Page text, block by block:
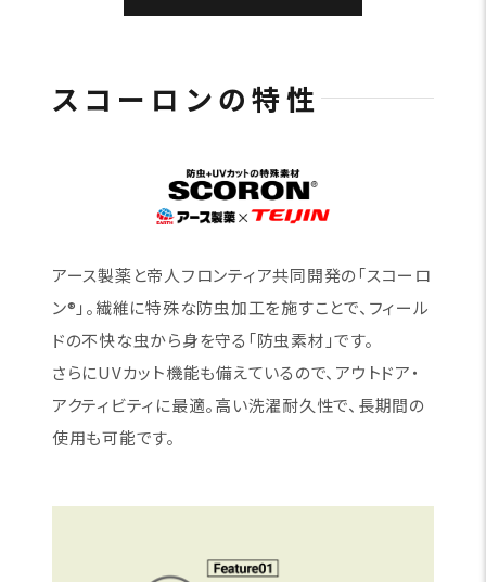
スコーロンの特性
アース製薬と帝人フロンティア共同開発の「スコーロ
ン®」。繊維に特殊な防虫加工を施すことで、フィール
ドの不快な虫から身を守る「防虫素材」です。
さらにUVカット機能も備えているので、アウトドア・
アクティビティに最適。高い洗濯耐久性で、長期間の
使用も可能です。